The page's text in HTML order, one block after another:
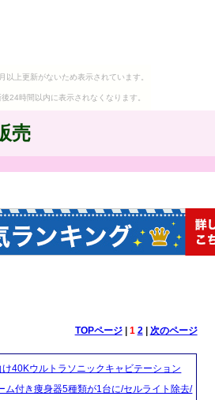
以上更新がないため表示されています。
24時間以内に表示されなくなります。
売
TOPページ| 1 2| 次のページ
40Kウルトラソニックキャビテーション
ム付き痩身器5種類が1台に/セルライト除去/